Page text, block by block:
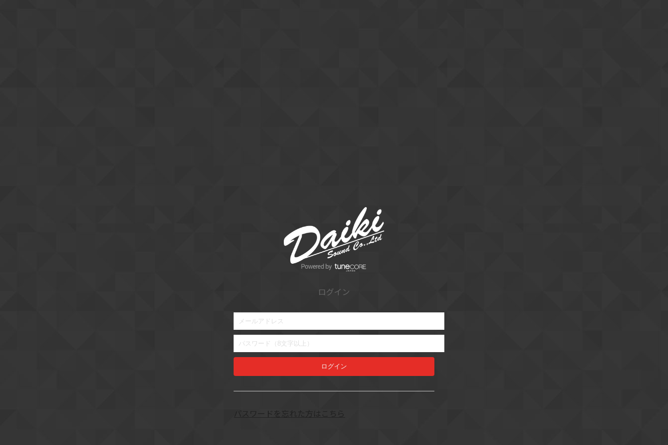
ログイン
ログイン
パスワードを忘れた方はこちら